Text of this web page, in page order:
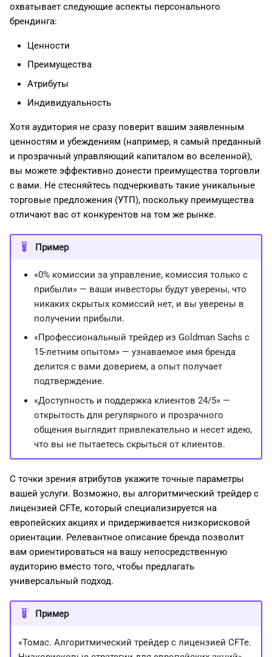
охватывает следующие аспекты персонального
брендинга:
Ценности
Преимущества
Атрибуты
Индивидуальность
Хотя аудитория не сразу поверит вашим заявленным
ценностям и убеждениям (например, я самый преданный
и прозрачный управляющий капиталом во вселенной),
вы можете эффективно донести преимущества торговли
с вами. Не стесняйтесь подчеркивать такие уникальные
торговые предложения (УТП), поскольку преимущества
отличают вас от конкурентов на том же рынке.
Пример
«0% комиссии за управление, комиссия только с
прибыли» — ваши инвесторы будут уверены, что
никаких скрытых комиссий нет, и вы уверены в
получении прибыли.
«Профессиональный трейдер из Goldman Sachs с
15-летним опытом» — узнаваемое имя бренда
делится с вами доверием, а опыт получает
подтверждение.
«Доступность и поддержка клиентов 24/5» —
открытость для регулярного и прозрачного
общения выглядит привлекательно и несет идею,
что вы не пытаетесь скрыться от клиентов.
С точки зрения атрибутов укажите точные параметры
вашей услуги. Возможно, вы алгоритмический трейдер с
лицензией CFTe, который специализируется на
европейских акциях и придерживается низкорисковой
ориентации. Релевантное описание бренда позволит
вам ориентироваться на вашу непосредственную
аудиторию вместо того, чтобы предлагать
универсальный подход.
Пример
«Томас. Алгоритмический трейдер с лицензией CFTe.